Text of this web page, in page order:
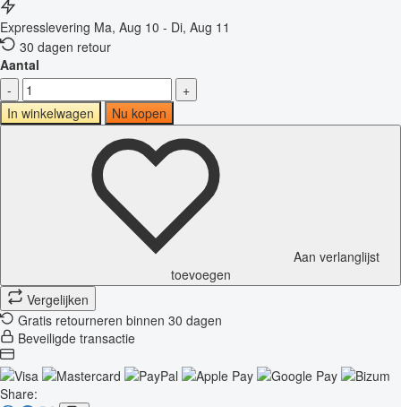
Expresslevering Ma, Aug 10 - Di, Aug 11
30 dagen retour
Aantal
-
+
In winkelwagen
Nu kopen
Aan verlanglijst
toevoegen
Vergelijken
Gratis retourneren binnen 30 dagen
Beveiligde transactie
Share: